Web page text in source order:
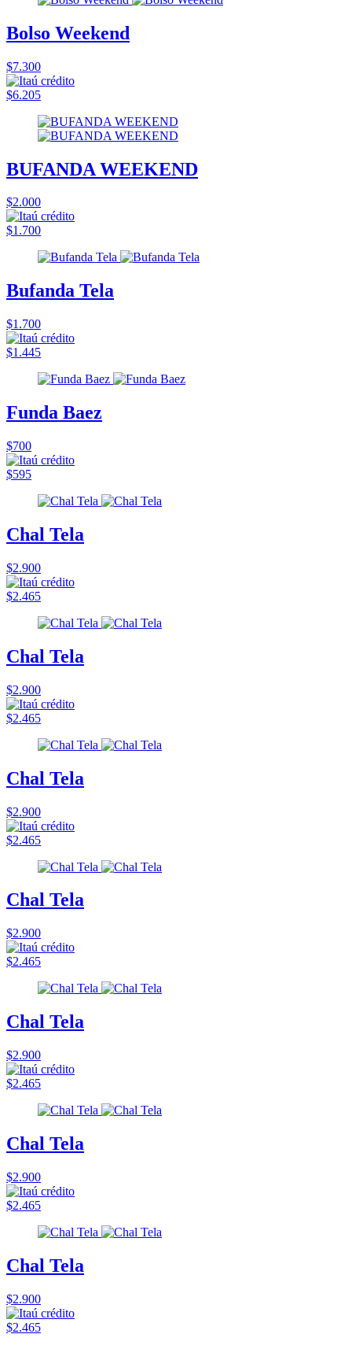
Bolso Weekend
$7.300
$6.205
BUFANDA WEEKEND
$2.000
$1.700
Bufanda Tela
$1.700
$1.445
Funda Baez
$700
$595
Chal Tela
$2.900
$2.465
Chal Tela
$2.900
$2.465
Chal Tela
$2.900
$2.465
Chal Tela
$2.900
$2.465
Chal Tela
$2.900
$2.465
Chal Tela
$2.900
$2.465
Chal Tela
$2.900
$2.465